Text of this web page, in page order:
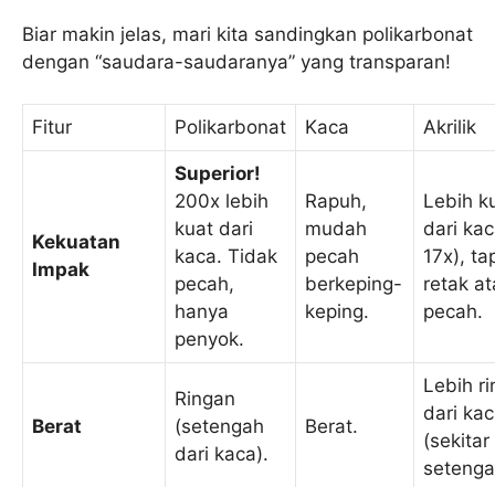
Biar makin jelas, mari kita sandingkan polikarbonat
dengan “saudara-saudaranya” yang transparan!
Fitur Polikarbonat Kaca Akrilik
Kekuatan
Impak
Superior!
200x lebih
kuat dari
kaca. Tidak
pecah,
hanya
penyok.
Rapuh,
mudah
pecah
berkeping-
keping.
Lebih
dari
17x),
retak
pecah.
Berat
Ringan
(setengah
dari kaca).
Berat.
Lebih
dari
(sekitar